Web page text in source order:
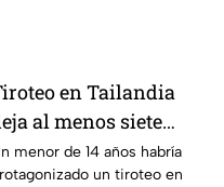
en Tailandia
al menos siete
menor de 14 años habría
un tiroteo en